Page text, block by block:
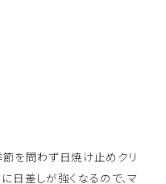
節を問わず日焼け止めクリ
日差しが強くなるので、マ